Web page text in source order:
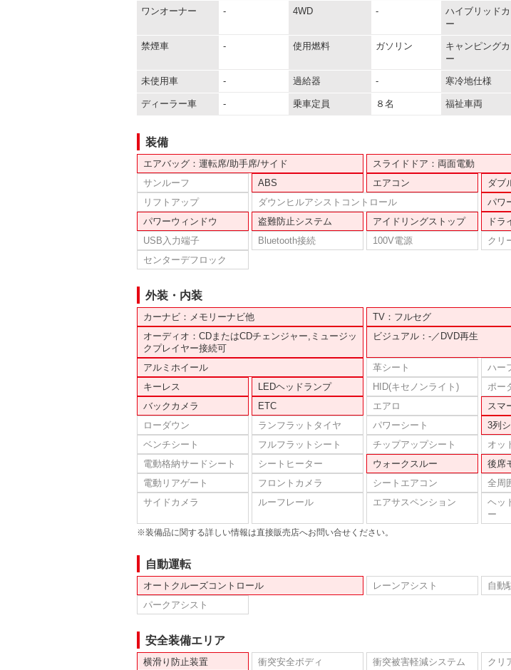
ワンオーナー - 4WD -
ハイブリッドカ
ー
禁煙車 - 使用燃料 ガソリン
キャンピングカ
ー
未使用車 - 過給器 - 寒冷地仕様
ディーラー車 - 乗車定員 ８名 福祉車両
装備
エアバッグ：運転席/助手席/サイド
スライドドア：両面電動
サンルーフ
ABS エアコン
ダブ
リフトアップ
ダウンヒルアシストコントロール
パワ
パワーウィンドウ
盗難防止システム アイドリングストップ
ドラ
USB入力端子
Bluetooth接続 100V電源
クリ
センターデフロック
外装・内装
カーナビ：メモリーナビ他
TV：フルセグ
オーディオ：CDまたはCDチェンジャー,ミュージッ
クプレイヤー接続可
ビジュアル：-／DVD再生
アルミホイール 革シート
ハー
キーレス
LEDヘッドランプ HID(キセノンライト)
ポー
バックカメラ
ETC エアロ
スマ
ローダウン
ランフラットタイヤ パワーシート
3列
ベンチシート
フルフラットシート チップアップシート
オッ
電動格納サードシート
シートヒーター ウォークスルー
後席
電動リアゲート
フロントカメラ シートエアコン
全周
サイドカメラ
ルーフレール エアサスペンション
ヘッ
ー
※装備品に関する詳しい情報は直接販売店へお問い合せください。
自動運転
オートクルーズコントロール レーンアシスト
自動
パークアシスト
安全装備エリア
横滑り防止装置 衝突安全ボディ 衝突被害軽減システム
クリ